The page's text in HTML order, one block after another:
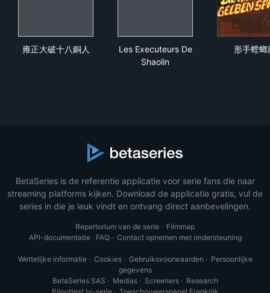
雍正大破十八銅人
Les Executeurs De
Shaolin
形手螳螂
BetaSeries is de referentie applicatie voor serie fans die naar
streaming platforms kijken. Download de applicatie gratis, vul de
series in die je leuk vindt en ontvang direct aanbevelingen.
Repertorium van de serie · Filmmap
API-documentatie· FAQ· Contact opnemen met ondersteuning
Wettelijke informatie· Cookies· Gebruiksvoorwaarden · Persoonlijke
gegevens
BetaSeries SAS · Medias· Screeners· Research
Piloottest tv-serie· Toeschouwerspanel Frankrijk